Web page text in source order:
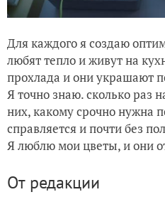
Для каждого я создаю
любят тепло и живут на
прохлада и они украшают
Я точно знаю. сколько раз
них, какому срочно нужна
справляется и почти без
Я люблю мои цветы, и они
От редакции